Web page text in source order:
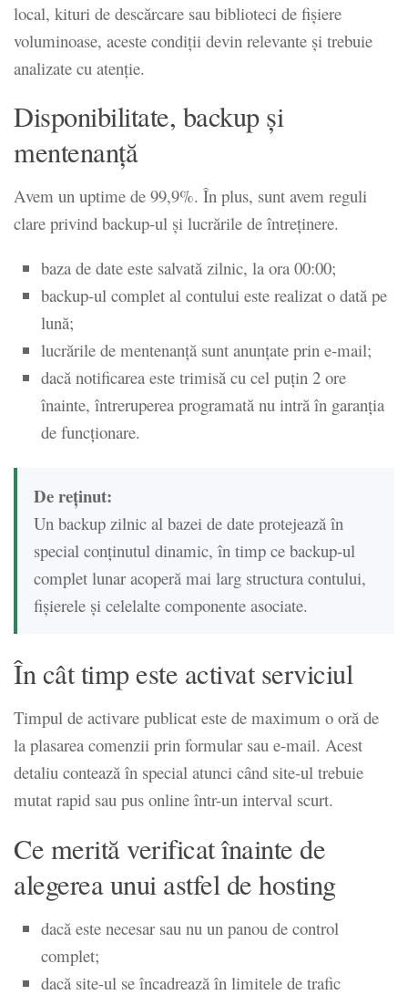
local, kituri de descărcare sau biblioteci de fișiere
voluminoase, aceste condiții devin relevante și trebuie
analizate cu atenție.
Disponibilitate, backup și
mentenanță
Avem un uptime de 99,9%. În plus, sunt avem reguli
clare privind backup-ul și lucrările de întreținere.
baza de date este salvată zilnic, la ora 00:00;
backup-ul complet al contului este realizat o dată pe
lună;
lucrările de mentenanță sunt anunțate prin e-mail;
dacă notificarea este trimisă cu cel puțin 2 ore
înainte, întreruperea programată nu intră în garanția
de funcționare.
De reținut:
Un backup zilnic al bazei de date protejează în
special conținutul dinamic, în timp ce backup-ul
complet lunar acoperă mai larg structura contului,
fișierele și celelalte componente asociate.
În cât timp este activat serviciul
Timpul de activare publicat este de maximum o oră de
la plasarea comenzii prin formular sau e-mail. Acest
detaliu contează în special atunci când site-ul trebuie
mutat rapid sau pus online într-un interval scurt.
Ce merită verificat înainte de
alegerea unui astfel de hosting
dacă este necesar sau nu un panou de control
complet;
dacă site-ul se încadrează în limitele de trafic